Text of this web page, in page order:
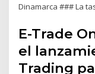
Dinamarca ### La
E-Trade
el
Trading